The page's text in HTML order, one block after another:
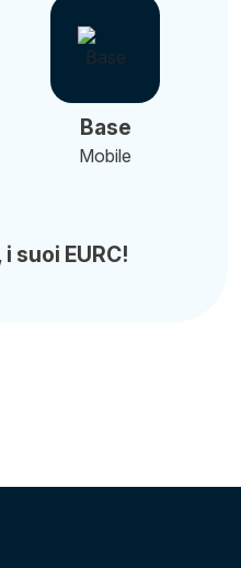
Base
Mobile
suoi EURC!